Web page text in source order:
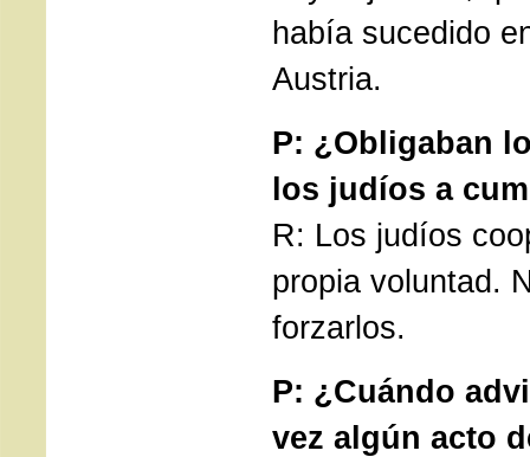
había sucedido
Austria.
P: ¿Obligaban
los judíos a
R: Los judíos
propia voluntad.
forzarlos.
P: ¿Cuándo
vez algún acto